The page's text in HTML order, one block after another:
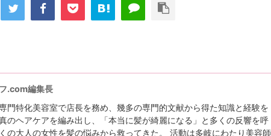
.com編集長
門特化美容室で店長を務め、幾多の専門的文献から得た知識と経験を
のヘアケアを編み出し、「本当に髪が綺麗になる」と多くの反響を呼
の大人の女性を髪の悩みから救ってきた。 活動は多岐にわたり美容師